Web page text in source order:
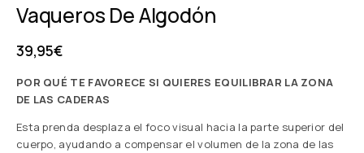
Vaqueros De Algodón
39,95€
POR QUÉ TE FAVORECE SI QUIERES EQUILIBRAR LA ZONA
DE LAS CADERAS
Esta prenda desplaza el foco visual hacia la parte superior del
cuerpo, ayudando a compensar el volumen de la zona de las